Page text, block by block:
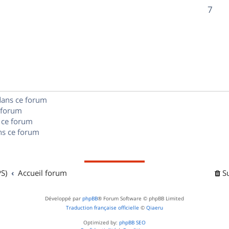
s
o
e
7R
ce forum
forum
ce forum
Accueil forum
Développé par phpBB® Forum Software © phpBB Limited
Traduction française officielle © Qiaeru
Optimized by: phpBB SEO